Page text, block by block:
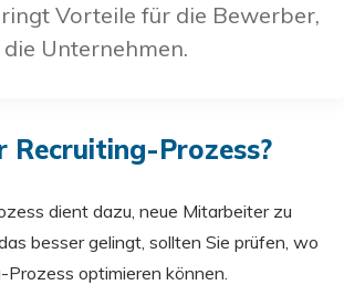
Vorteile für die Bewerber,
Unternehmen.
Recruiting-Prozess?
dient dazu, neue Mitarbeiter zu
besser gelingt, sollten Sie prüfen, wo
Prozess optimieren können.